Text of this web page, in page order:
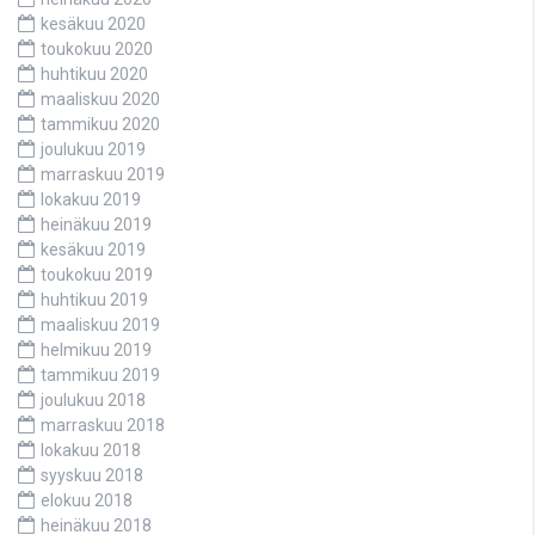
kesäkuu 2020
toukokuu 2020
huhtikuu 2020
maaliskuu 2020
tammikuu 2020
joulukuu 2019
marraskuu 2019
lokakuu 2019
heinäkuu 2019
kesäkuu 2019
toukokuu 2019
huhtikuu 2019
maaliskuu 2019
helmikuu 2019
tammikuu 2019
joulukuu 2018
marraskuu 2018
lokakuu 2018
syyskuu 2018
elokuu 2018
heinäkuu 2018